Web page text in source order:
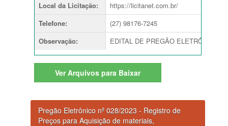
Local da Licitação:
https://licitanet.com.br/
Telefone:
(27) 98176-7245
Observação: EDITAL DE PREGÃO ELETRÔNICO
Ver Arquivos para Baixar
Pregão Eletrônico nº 028/2023 - Registro de
Preços para Aquisição de materiais,